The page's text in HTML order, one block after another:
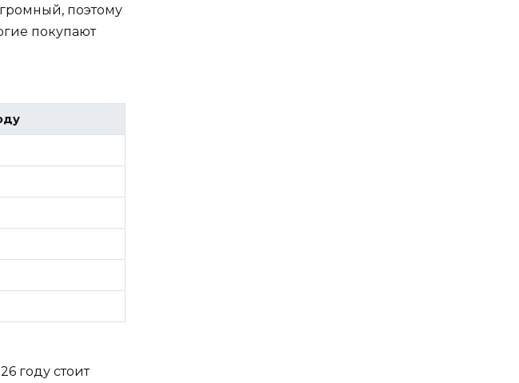
поэтому
покупают
году стоит